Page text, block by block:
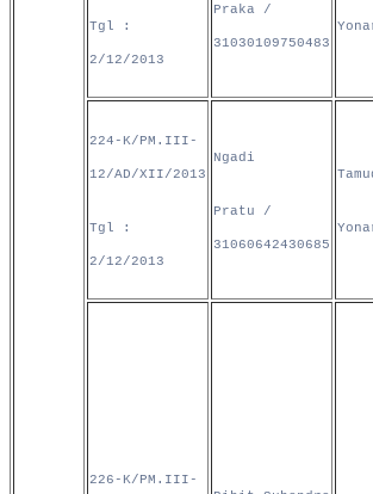
Tgl :
2/12/2013
Praka /
31030109750483
224-K/PM.III-
12/AD/XII/2013
Tgl :
2/12/2013
Ngadi
Pratu /
31060642430685
226-K/PM.III-